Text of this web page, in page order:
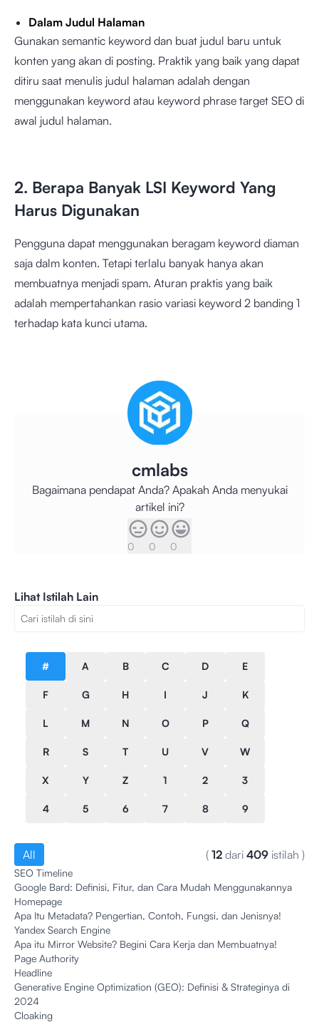
Dalam Judul Halaman
Gunakan semantic keyword dan buat judul baru untuk
konten yang akan di posting. Praktik yang baik yang dapat
ditiru saat menulis judul halaman adalah dengan
menggunakan keyword atau keyword phrase target SEO di
awal judul halaman.
2. Berapa Banyak LSI Keyword Yang
Harus Digunakan
Pengguna dapat menggunakan beragam keyword diaman
saja dalm konten. Tetapi terlalu banyak hanya akan
membuatnya menjadi spam. Aturan praktis yang baik
adalah mempertahankan rasio variasi keyword 2 banding 1
terhadap kata kunci utama.
cmlabs
Bagaimana pendapat Anda? Apakah Anda menyukai
artikel ini?
0 0 0
Lihat Istilah Lain
# A B C D E
F G H I J K
L M N O P Q
R S T U V W
X Y Z 1 2 3
4 5 6 7 8 9
All ( 12 dari 409 istilah )
SEO Timeline
Google Bard: Definisi, Fitur, dan Cara Mudah Menggunakannya
Homepage
Apa Itu Metadata? Pengertian, Contoh, Fungsi, dan Jenisnya!
Yandex Search Engine
Apa itu Mirror Website? Begini Cara Kerja dan Membuatnya!
Page Authority
Headline
Generative Engine Optimization (GEO): Definisi & Strateginya di
2024
Cloaking